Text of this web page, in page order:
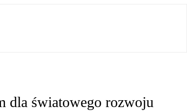
dla światowego rozwoju